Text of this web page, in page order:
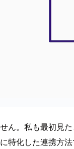
。私も最初見た
化した連携方法